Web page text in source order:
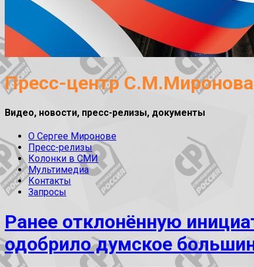
Пресс-центр С.М.Миронова
Видео, новости, пресс-релизы, документы
О Сергее Миронове
Пресс-релизы
Колонки в СМИ
Мультимедиа
Контакты
Запросы
Ранее отклонённую
одобрило думское